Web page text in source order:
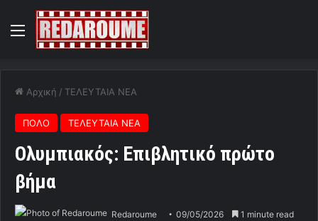
Menu
Αρχική / ΤΕΛΕΥΤΑΙΑ ΝΕΑ
ΠΟΛΟ ΤΕΛΕΥΤΑΙΑ ΝΕΑ
Ολυμπιακός: Επιβλητικό πρώτο
βήμα
Redaroume 09/05/2026 1 minute read